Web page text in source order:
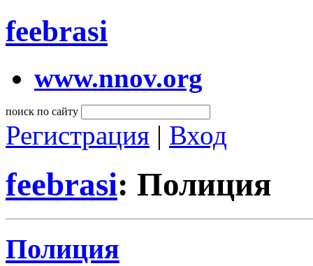
feebrasi
www.nnov.org
поиск по сайту
Регистрация | Вход
feebrasi: Полиция
Полиция